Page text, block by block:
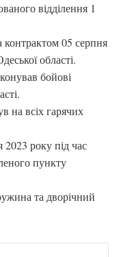
відділення 1
контрактом 05 серпня
області.
бойові
на всіх гарячих
2023 року під час
пункту
та дворічний